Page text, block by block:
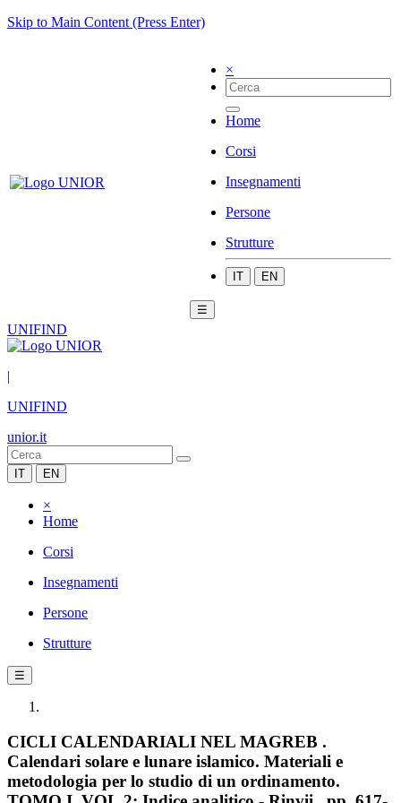
Skip to Main Content (Press Enter)
×
Home
Corsi
Insegnamenti
Persone
Strutture
IT EN
☰
UNIFIND
|
UNIFIND
unior.it
IT EN
×
Home
Corsi
Insegnamenti
Persone
Strutture
☰
CICLI CALENDARIALI NEL MAGREB .
Calendari solare e lunare islamico. Materiali e
metodologia per lo studio di un ordinamento.